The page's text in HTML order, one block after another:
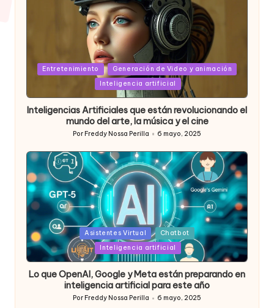
Posted
Entretenimiento
Generación de Video y animación
Inteligencia artificial
Inteligencias Artificiales que están revolucionando el
mundo del arte, la música y el cine
Publicado
por
Por Freddy Nossa Perilla 6 mayo, 2025
Posted
in
Asistentes Virtual
Chatbot
Inteligencia artificial
Lo que OpenAI, Google y Meta están preparando en
inteligencia artificial para este año
Publicado
Por Freddy Nossa Perilla 6 mayo, 2025